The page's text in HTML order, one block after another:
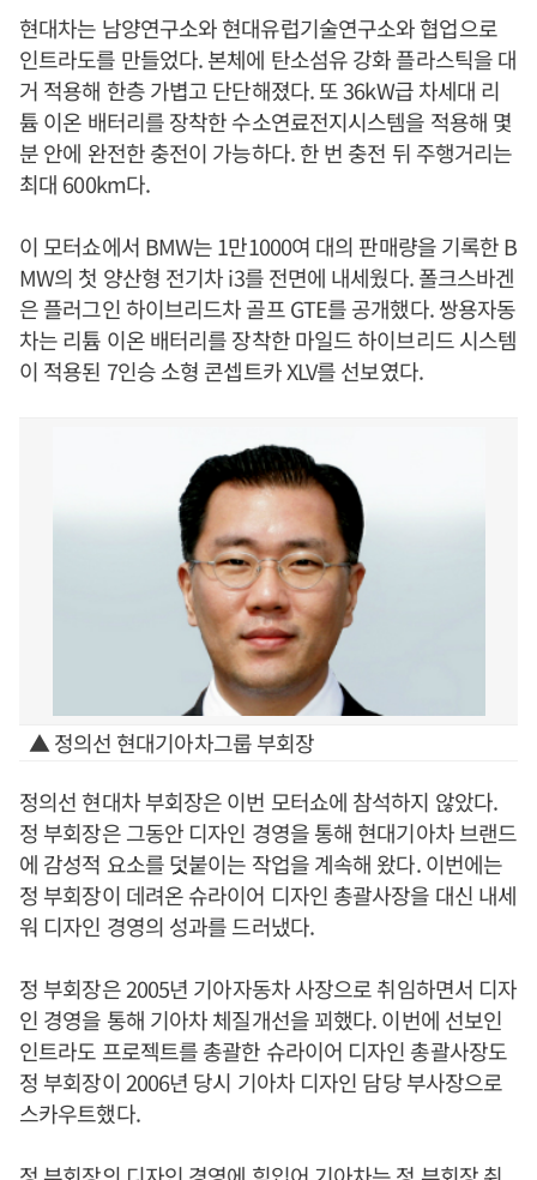
현대차는 남양연구소와 현대유럽기술연구소와 협업으로
인트라도를 만들었다. 본체에 탄소섬유 강화 플라스틱을 대
거 적용해 한층 가볍고 단단해졌다. 또 36kW급 차세대 리
튬 이온 배터리를 장착한 수소연료전지시스템을 적용해 몇
분 안에 완전한 충전이 가능하다. 한 번 충전 뒤 주행거리는
최대 600km다.
이 모터쇼에서 BMW는 1만1000여 대의 판매량을 기록한 B
MW의 첫 양산형 전기차 i3를 전면에 내세웠다. 폴크스바겐
은 플러그인 하이브리드차 골프 GTE를 공개했다. 쌍용자동
차는 리튬 이온 배터리를 장착한 마일드 하이브리드 시스템
이 적용된 7인승 소형 콘셉트카 XLV를 선보였다.
▲ 정의선 현대기아차그룹 부회장
정의선 현대차 부회장은 이번 모터쇼에 참석하지 않았다.
정 부회장은 그동안 디자인 경영을 통해 현대기아차 브랜드
에 감성적 요소를 덧붙이는 작업을 계속해 왔다. 이번에는
정 부회장이 데려온 슈라이어 디자인 총괄사장을 대신 내세
워 디자인 경영의 성과를 드러냈다.
정 부회장은 2005년 기아자동차 사장으로 취임하면서 디자
인 경영을 통해 기아차 체질개선을 꾀했다. 이번에 선보인
인트라도 프로젝트를 총괄한 슈라이어 디자인 총괄사장도
정 부회장이 2006년 당시 기아차 디자인 담당 부사장으로
스카우트했다.